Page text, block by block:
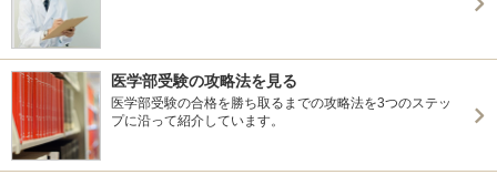
医学部受験の攻略法を見る
医学部受験の合格を勝ち取るまでの攻略法を3つのステッ
プに沿って紹介しています。